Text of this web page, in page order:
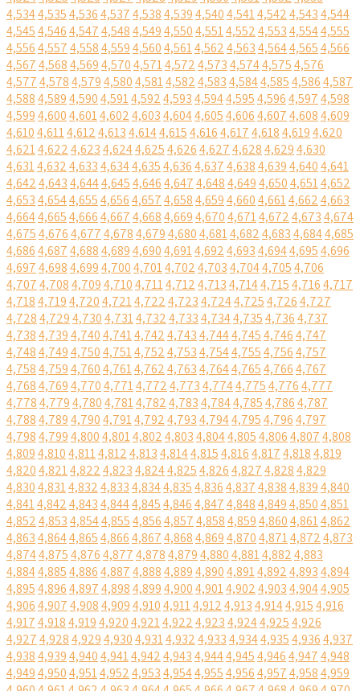
4,5344,5354,5364,5374,5384,5394,5404,5414,5424,5434,544
4,5454,5464,5474,5484,5494,5504,5514,5524,5534,5544,555
4,5564,5574,5584,5594,5604,5614,5624,5634,5644,5654,566
4,5674,5684,5694,5704,5714,5724,5734,5744,5754,576
4,5774,5784,5794,5804,5814,5824,5834,5844,5854,5864,587
4,5884,5894,5904,5914,5924,5934,5944,5954,5964,5974,598
4,5994,6004,6014,6024,6034,6044,6054,6064,6074,6084,609
4,6104,6114,6124,6134,6144,6154,6164,6174,6184,6194,620
4,6214,6224,6234,6244,6254,6264,6274,6284,6294,630
4,6314,6324,6334,6344,6354,6364,6374,6384,6394,6404,641
4,6424,6434,6444,6454,6464,6474,6484,6494,6504,6514,652
4,6534,6544,6554,6564,6574,6584,6594,6604,6614,6624,663
4,6644,6654,6664,6674,6684,6694,6704,6714,6724,6734,674
4,6754,6764,6774,6784,6794,6804,6814,6824,6834,6844,685
4,6864,6874,6884,6894,6904,6914,6924,6934,6944,6954,696
4,6974,6984,6994,7004,7014,7024,7034,7044,7054,706
4,7074,7084,7094,7104,7114,7124,7134,7144,7154,7164,717
4,7184,7194,7204,7214,7224,7234,7244,7254,7264,727
4,7284,7294,7304,7314,7324,7334,7344,7354,7364,737
4,7384,7394,7404,7414,7424,7434,7444,7454,7464,747
4,7484,7494,7504,7514,7524,7534,7544,7554,7564,757
4,7584,7594,7604,7614,7624,7634,7644,7654,7664,767
4,7684,7694,7704,7714,7724,7734,7744,7754,7764,777
4,7784,7794,7804,7814,7824,7834,7844,7854,7864,787
4,7884,7894,7904,7914,7924,7934,7944,7954,7964,797
4,7984,7994,8004,8014,8024,8034,8044,8054,8064,8074,808
4,8094,8104,8114,8124,8134,8144,8154,8164,8174,8184,819
4,8204,8214,8224,8234,8244,8254,8264,8274,8284,829
4,8304,8314,8324,8334,8344,8354,8364,8374,8384,8394,840
4,8414,8424,8434,8444,8454,8464,8474,8484,8494,8504,851
4,8524,8534,8544,8554,8564,8574,8584,8594,8604,8614,862
4,8634,8644,8654,8664,8674,8684,8694,8704,8714,8724,873
4,8744,8754,8764,8774,8784,8794,8804,8814,8824,883
4,8844,8854,8864,8874,8884,8894,8904,8914,8924,8934,894
4,8954,8964,8974,8984,8994,9004,9014,9024,9034,9044,905
4,9064,9074,9084,9094,9104,9114,9124,9134,9144,9154,916
4,9174,9184,9194,9204,9214,9224,9234,9244,9254,926
4,9274,9284,9294,9304,9314,9324,9334,9344,9354,9364,937
4,9384,9394,9404,9414,9424,9434,9444,9454,9464,9474,948
4,9494,9504,9514,9524,9534,9544,9554,9564,9574,9584,959